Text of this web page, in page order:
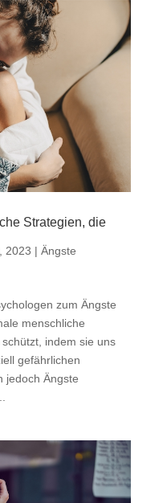
Strategien, die
2023 | Ängste
zum Ängste
menschliche
indem sie uns
gefährlichen
jedoch Ängste